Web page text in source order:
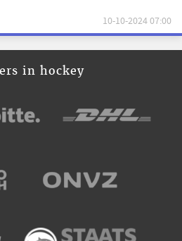
10-10-2024 07:00
in hockey